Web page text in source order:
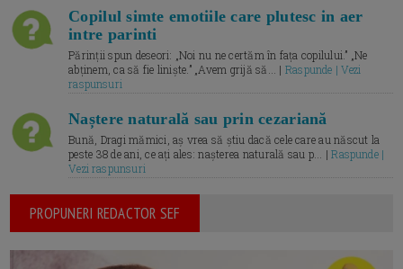
Copilul simte emotiile care plutesc in aer
intre parinti
Părinții spun deseori: „Noi nu ne certăm în fața copilului.” „Ne
abținem, ca să fie liniște.” „Avem grijă să... | Raspunde | Vezi
raspunsuri
Naștere naturală sau prin cezariană
Bună, Dragi mămici, aș vrea să știu dacă cele care au născut la
peste 38 de ani, ce ați ales: nașterea naturală sau p... |Raspunde |
Vezi raspunsuri
PROPUNERI REDACTOR SEF